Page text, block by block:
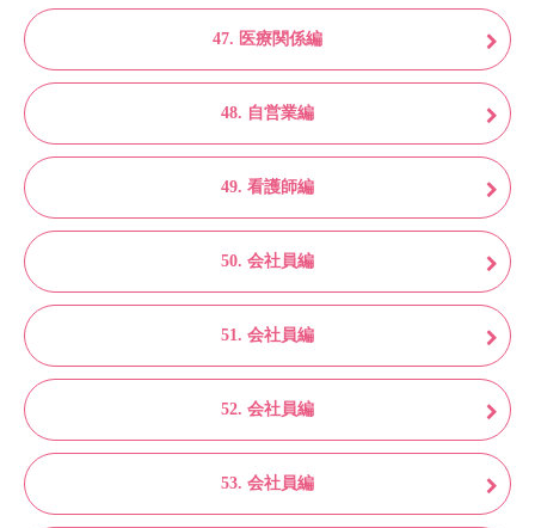
47. 医療関係編
48. 自営業編
49. 看護師編
50. 会社員編
51. 会社員編
52. 会社員編
53. 会社員編